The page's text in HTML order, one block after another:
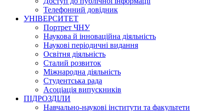
Телефонний довідник
УНІВЕРСИТЕТ
Портрет ЧНУ
Наукова й інноваційна діяльність
Наукові періодичні видання
Освітня діяльність
Сталий розвиток
Міжнародна діяльність
Студентська рада
Асоціація випускників
ПІДРОЗДІЛИ
Навчально-наукові інститути та факультети